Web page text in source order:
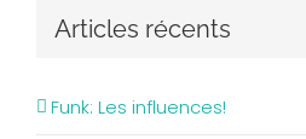
Articles récents
Funk: Les influences!